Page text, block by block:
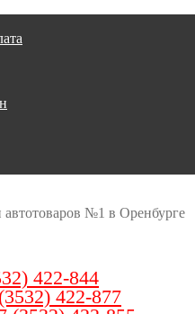
автотоваров №1 в Оренбурге
422-844
422-877